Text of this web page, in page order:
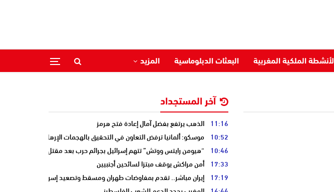
الأنشطة الملكية المغربية البعثات الدبلوماسية المزيد
آخر المستجداد
11:16 الذهب يرتفع بفضل آمال إعادة فتح هرمز
10:52 موسكو: ألمانيا ترفض التعاون في التحقيق بالهجمات الإرهابية على أنابيب
10:46 “هيومن رايتس ووتش” تتهم إسرائيل بجرائم حرب بعد مقتل الصحفية آمال
17:33 أمن مراكش يوقف مبتزا لسائحين أجنبيين
17:19 إيران مباشر.. تقدم بمفاوضات طهران ومسقط وتصعيد إسرائيلي جنوب لبنان